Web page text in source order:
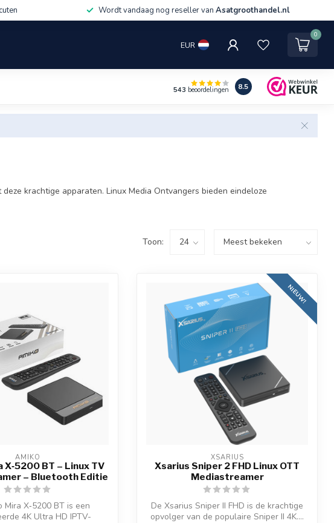
Wordt vandaag nog reseller van Asatgroothandel.nl
EUR
0
543 beoordelingen 8.5
krachtige apparaten. Linux Media Ontvangers bieden eindeloze
Toon:
AMIKO
X‑5200 BT – Linux TV
– Bluetooth Editie
Mira X‑5200 BT is een
4K Ultra HD IPTV-
NIEUW!
XSARIUS
Xsarius Sniper 2 FHD Linux OTT
Mediastreamer
De Xsarius Sniper II FHD is de krachtige
opvolger van de populaire Sniper II 4K....